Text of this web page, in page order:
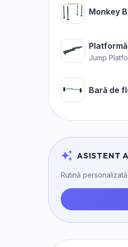
Monkey
Jump
Bară de
ASISTENT
Rutină